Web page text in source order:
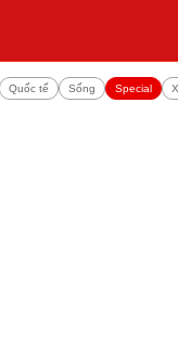
Quốc tế Sống Special